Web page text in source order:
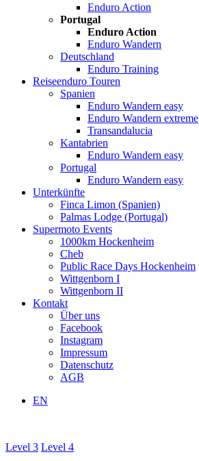
Enduro Action
Portugal
Enduro Action
Enduro Wandern
Deutschland
Enduro Training
Reiseenduro Touren
Spanien
Enduro Wandern easy
Enduro Wandern extreme
Transandalucia
Kantabrien
Enduro Wandern easy
Portugal
Enduro Wandern easy
Unterkünfte
Finca Limon (Spanien)
Palmas Lodge (Portugal)
Supermoto Events
1000km Hockenheim
Cheb
Public Race Days Hockenheim
Wittgenborn I
Wittgenborn II
Kontakt
Über uns
Facebook
Instagram
Impressum
Datenschutz
AGB
EN
Level 3 Level 4